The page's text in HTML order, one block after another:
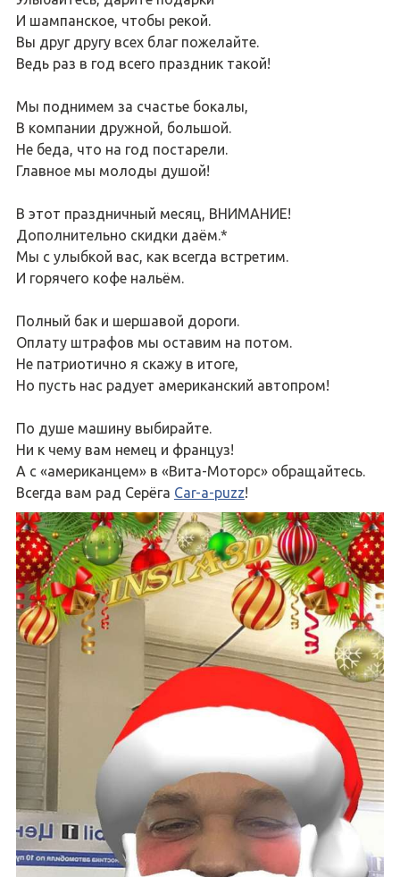
И шампанское, чтобы рекой.
Вы друг другу всех благ пожелайте.
Ведь раз в год всего праздник такой!
Мы поднимем за счастье бокалы,
В компании дружной, большой.
Не беда, что на год постарели.
Главное мы молоды душой!
В этот праздничный месяц, ВНИМАНИЕ!
Дополнительно скидки даём.*
Мы с улыбкой вас, как всегда встретим.
И горячего кофе нальём.
Полный бак и шершавой дороги.
Оплату штрафов мы оставим на потом.
Не патриотично я скажу в итоге,
Но пусть нас радует американский автопром!
По душе машину выбирайте.
Ни к чему вам немец и француз!
А с «американцем» в «Вита-Моторс» обращайтесь.
Всегда вам рад Серёга Car-a-puzz!